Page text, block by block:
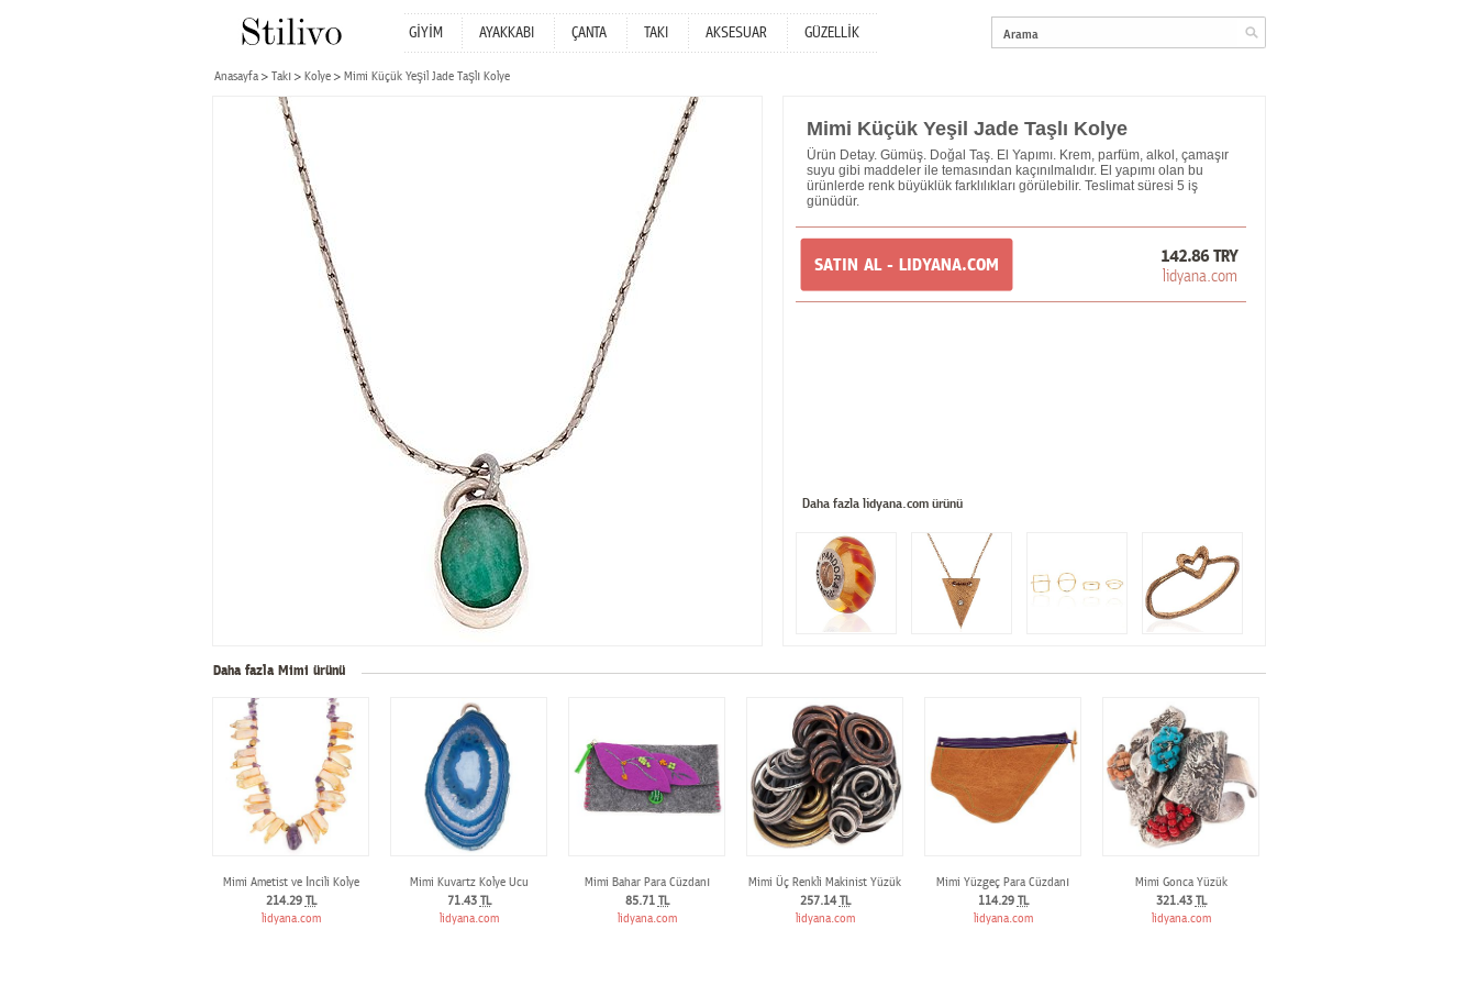
GİYİM AYAKKABI ÇANTA TAKI AKSESUAR GÜZELLİK
Anasayfa Takı Kolye Mimi Küçük Yeşil Jade Taşlı Kolye
Mimi Küçük Yeşil Jade Taşlı Kolye
Ürün Detay. Gümüş. Doğal Taş. El Yapımı. Krem, parfüm, alkol, çamaşır
suyu gibi maddeler ile temasından kaçınılmalıdır. El yapımı olan bu
ürünlerde renk büyüklük farklılıkları görülebilir. Teslimat süresi 5 iş
günüdür.
SATIN AL - LIDYANA.COM 142.86 TRY
lidyana.com
Daha fazla lidyana.com ürünü
Daha fazla Mimi ürünü
Mimi Ametist ve İncili Kolye
214.29 TL
lidyana.com
Mimi Kuvartz Kolye Ucu
71.43 TL
lidyana.com
Mimi Bahar Para Cüzdanı
85.71 TL
lidyana.com
Mimi Üç Renkli Makinist Yüzük
257.14TL
lidyana.com
Mimi Yüzgeç Para Cüzdanı
114.29 TL
lidyana.com
Mimi Gonca Yüzük
321.43 TL
lidyana.com